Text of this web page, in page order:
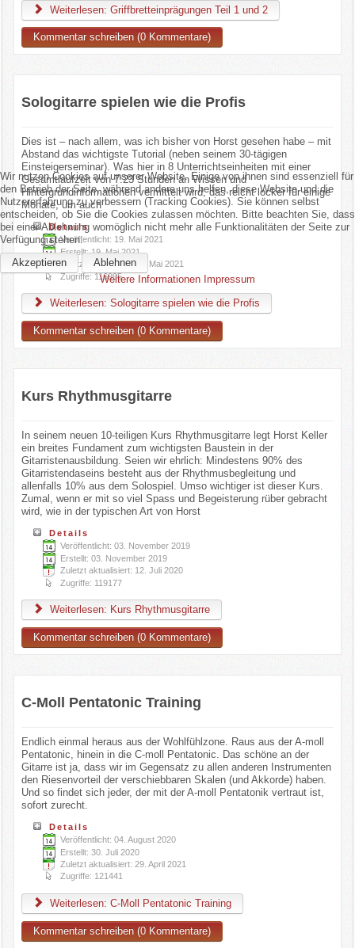
Weiterlesen: Griffbretteinprägungen Teil 1 und 2
Kommentar schreiben (0 Kommentare)
Sologitarre spielen wie die Profis
Dies ist – nach allem, was ich bisher von Horst gesehen habe – mit
Abstand das wichtigste Tutorial (neben seinem 30-tägigen
Einsteigerseminar). Was hier in 8 Unterrichtseinheiten mit einer
Gesamtlaufzeit von 7:23 Stunden an Wissen und
Hintergrundinformationen vermittelt wird, das reicht locker für einige
Monate, um auch
Details
Veröffentlicht: 19. Mai 2021
Erstellt: 19. Mai 2021
Zuletzt aktualisiert: 19. Mai 2021
Zugriffe: 116995
Weiterlesen: Sologitarre spielen wie die Profis
Kommentar schreiben (0 Kommentare)
Kurs Rhythmusgitarre
In seinem neuen 10-teiligen Kurs Rhythmusgitarre legt Horst Keller
ein breites Fundament zum wichtigsten Baustein in der
Gitarristenausbildung. Seien wir ehrlich: Mindestens 90% des
Gitarristendaseins besteht aus der Rhythmusbegleitung und
allenfalls 10% aus dem Solospiel. Umso wichtiger ist dieser Kurs.
Zumal, wenn er mit so viel Spass und Begeisterung rüber gebracht
wird, wie in der typischen Art von Horst
Details
Veröffentlicht: 03. November 2019
Erstellt: 03. November 2019
Zuletzt aktualisiert: 12. Juli 2020
Zugriffe: 119177
Weiterlesen: Kurs Rhythmusgitarre
Kommentar schreiben (0 Kommentare)
C-Moll Pentatonic Training
Endlich einmal heraus aus der Wohlfühlzone. Raus aus der A-moll
Pentatonic, hinein in die C-moll Pentatonic. Das schöne an der
Gitarre ist ja, dass wir im Gegensatz zu allen anderen Instrumenten
den Riesenvorteil der verschiebbaren Skalen (und Akkorde) haben.
Und so findet sich jeder, der mit der A-moll Pentatonik vertraut ist,
sofort zurecht.
Details
Veröffentlicht: 04. August 2020
Erstellt: 30. Juli 2020
Zuletzt aktualisiert: 29. April 2021
Zugriffe: 121441
Weiterlesen: C-Moll Pentatonic Training
Kommentar schreiben (0 Kommentare)
Wir nutzen Cookies auf unserer Website. Einige von ihnen sind essenziell für
den Betrieb der Seite, während andere uns helfen, diese Website und die
Nutzererfahrung zu verbessern (Tracking Cookies). Sie können selbst
entscheiden, ob Sie die Cookies zulassen möchten. Bitte beachten Sie, dass
bei einer Ablehnung womöglich nicht mehr alle Funktionalitäten der Seite zur
Verfügung stehen.
Akzeptieren
Ablehnen
Weitere Informationen Impressum